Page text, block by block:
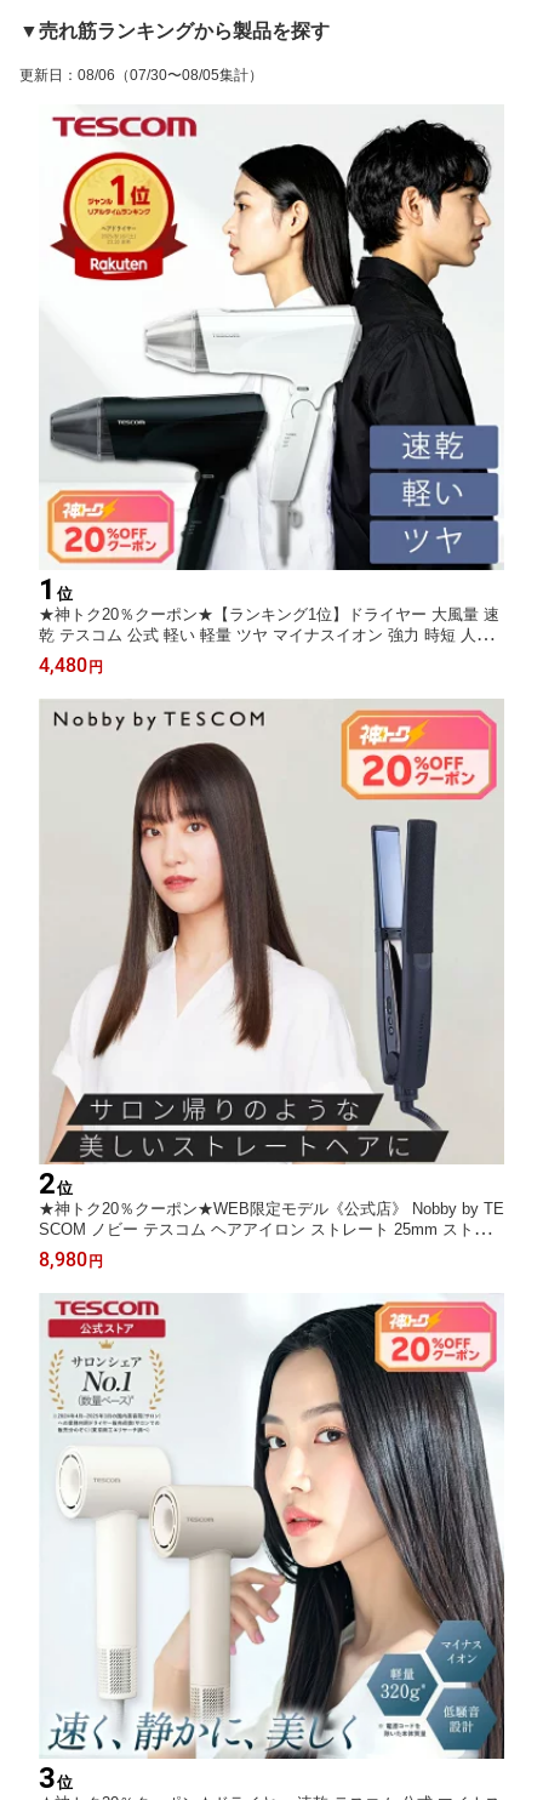
▼売れ筋ランキングから製品を探す
更新日 ： 08/06 （07/30〜08/05集計）
1 位
★神トク20％クーポン★【ランキング1位】ドライヤー 大風量 速
乾 テスコム 公式 軽い 軽量 ツヤ マイナスイオン 強力 時短 人気
TID2400B 艶 ランキング おすすめ 母の日 人気 1年保証 1300W T
ESCOM 黒 ブラック 白 ホワイト ヘアドライヤー 男性 男 早く乾
く 大風圧 ヘア
4,480 円
2位
★神トク20％クーポン★WEB限定モデル《公式店》 Nobby by TE
SCOM ノビー テスコム ヘアアイロン ストレート 25mm ストレ
ートアイロン ヘアーアイロン プロテクトイオン プロ仕様 前髪 海
外対応 美容師 美容室 2年保証 NIS500A-K/DE 日本メーカー プ
8,980 円
3位